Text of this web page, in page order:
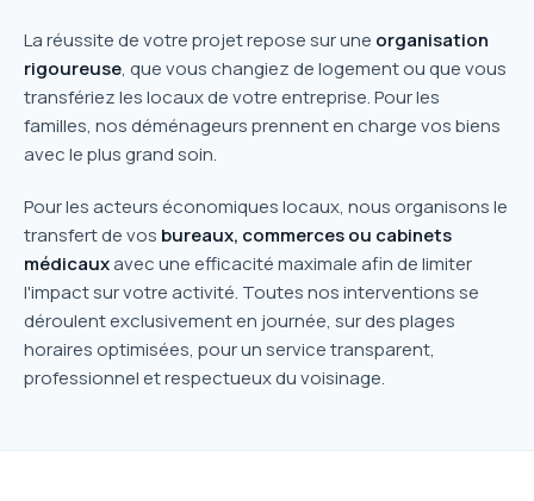
La réussite de votre projet repose sur une organisation
rigoureuse, que vous changiez de logement ou que vous
transfériez les locaux de votre entreprise. Pour les
familles, nos déménageurs prennent en charge vos biens
avec le plus grand soin.
Pour les acteurs économiques locaux, nous organisons le
transfert de vos bureaux, commerces ou cabinets
médicauxavec une efficacité maximale afin de limiter
l'impact sur votre activité. Toutes nos interventions se
déroulent exclusivement en journée, sur des plages
horaires optimisées, pour un service transparent,
professionnel et respectueux du voisinage.